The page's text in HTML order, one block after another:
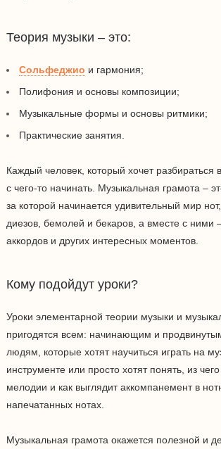
Теория музыки – это:
Сольфеджио и гармония;
Полифония и основы композиции;
Музыкальные формы и основы ритмики;
Практические занятия.
Каждый человек, который хочет разбираться
с чего-то начинать. Музыкальная грамота –
за которой начинается удивительный мир
диезов, бемолей и бекаров, а вместе с ними
аккордов и других интересных моментов.
Кому подойдут уроки?
Уроки элементарной теории музыки и
пригодятся всем: начинающим и
людям, которые хотят научиться играть на
инструменте или просто хотят понять, из
мелодии и как выглядит аккомпанемент в
напечатанных нотах.
Музыкальная грамота окажется полезной и